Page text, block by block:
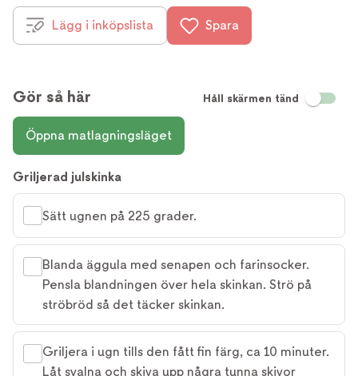
Lägg i inköpslista Spara
Gör så här Håll skärmen tänd
Öppna matlagningsläget
Griljerad julskinka
Sätt ugnen på 225 grader.
Blanda äggula med senapen och farinsocker.
Pensla blandningen över hela skinkan. Strö på
ströbröd så det täcker skinkan.
Griljera i ugn tills den fått fin färg, ca 10 minuter.
Låt svalna och skiva upp några tunna skivor